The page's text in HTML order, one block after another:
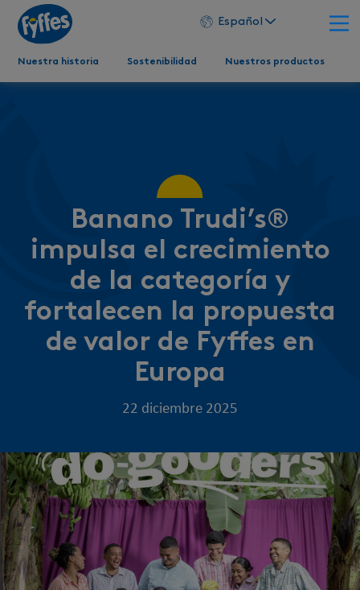
Español
Nuestra historia Sostenibilidad Nuestros productos
Banano Trudi’s®
impulsa el crecimiento
de la categoría y
fortalecen la propuesta
de valor de Fyffes en
Europa
22 diciembre 2025